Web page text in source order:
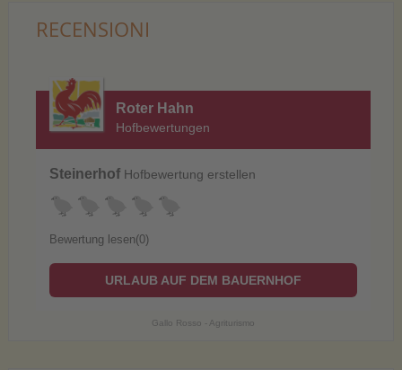
RECENSIONI
Roter Hahn
Hofbewertungen
Steinerhof Hofbewertung erstellen
Bewertung lesen(0)
URLAUB AUF DEM BAUERNHOF
Gallo Rosso - Agriturismo